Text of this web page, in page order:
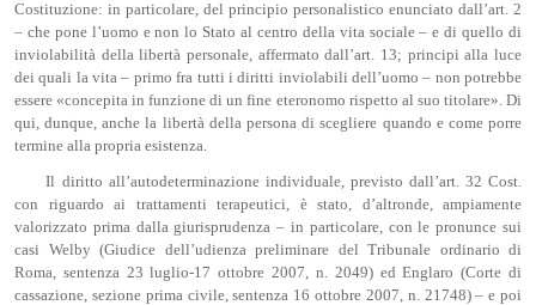
Costituzione: in particolare, del principio personalistico enunciato dall’art. 2
– che pone l’uomo e non lo Stato al centro della vita sociale – e di quello di
inviolabilità della libertà personale, affermato dall’art. 13; principi alla luce
dei quali la vita – primo fra tutti i diritti inviolabili dell’uomo – non potrebbe
essere «concepita in funzione di un fine eteronomo rispetto al suo titolare». Di
qui, dunque, anche la libertà della persona di scegliere quando e come porre
termine alla propria esistenza.
Il diritto all’autodeterminazione individuale, previsto dall’art. 32 Cost.
con riguardo ai trattamenti terapeutici, è stato, d’altronde, ampiamente
valorizzato prima dalla giurisprudenza – in particolare, con le pronunce sui
casi Welby (Giudice dell’udienza preliminare del Tribunale ordinario di
Roma, sentenza 23 luglio-17 ottobre 2007, n. 2049) ed Englaro (Corte di
cassazione, sezione prima civile, sentenza 16 ottobre 2007, n. 21748) – e poi